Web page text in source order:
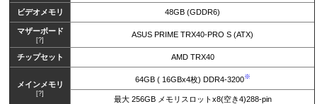
ビデオメモリ 48GB (GDDR6)
マザーボード
[?]
ASUS PRIME TRX40-PRO S (ATX)
チップセット AMD TRX40
メインメモリ
[?]
64GB ( 16GBx4枚) DDR4-3200※
最大 256GB メモリスロットx8(空き4)288-pin